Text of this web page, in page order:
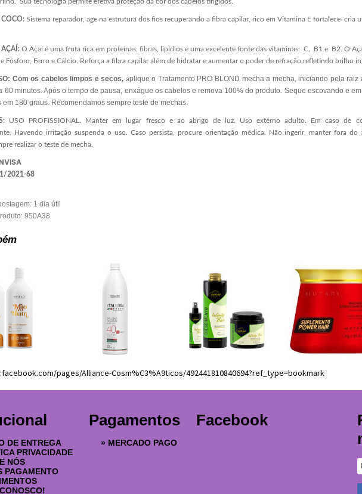
Sistema reparador, age na estrutura dos fios recuperando a fibra capilar, rico em Vitamina E fortalece cria
AÇAÍ: O Açaí é uma fruta rica em proteínas, fibras, lipídios e uma excelente fonte das vitaminas: C, B1 e B2. O
Fósforo, Ferro e Cálcio. Reforça a fibra capilar além de hidratar e aumentar o poder de refração refletindo brilho
Com os cabelos limpos e secos, aplique o Tratamento PRO BLOND mecha a mecha, iniciando pela
60 minutos. Após o tempo de pausa, enxágue os cabelos e remova 100% do produto. Seque escovando e
em 180 graus. Recomendamos sempre teste de mechas.
USO PROFISSIONAL. Manter em lugar fresco e ao abrigo de luz. Uso externo adulto. Em caso de
Havendo irritação suspenda o uso. Caso persista, procure orientação médica. Não ingerir, manter fora
realizar o teste de mecha.
2021-68
1 dia útil
950A38
pages/Alliance-Cosm%C3%A9ticos/492441810840694?ref_type=bookmark
DE ENTREGA
PRIVACIDADE
NÓS
PAGAMENTO
Pagamentos
» MERCADO PAGO
Facebook